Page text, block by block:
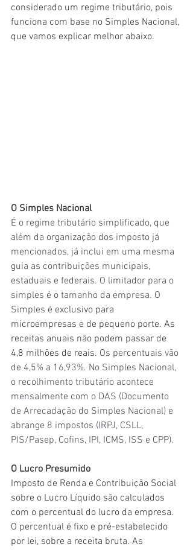
considerado um regime tributário, pois
funciona com base no Simples Nacional,
que vamos explicar melhor abaixo.
O Simples Nacional
É o regime tributário simplificado, que
além da organização dos imposto já
mencionados, já inclui em uma mesma
guia as contribuições municipais,
estaduais e federais. O limitador para o
simples é o tamanho da empresa. O
Simples é exclusivo para
microempresas e de pequeno porte. As
receitas anuais não podem passar de
4,8 milhões de reais. Os percentuais vão
de 4,5% a 16,93%. No Simples Nacional,
o recolhimento tributário acontece
mensalmente com o DAS (Documento
de Arrecadação do Simples Nacional) e
abrange 8 impostos (IRPJ, CSLL,
PIS/Pasep, Cofins, IPI, ICMS, ISS e CPP).
O Lucro Presumido
Imposto de Renda e Contribuição Social
sobre o Lucro Líquido são calculados
com o percentual do lucro da empresa.
O percentual é fixo e pré-estabelecido
por lei, sobre a receita bruta. As